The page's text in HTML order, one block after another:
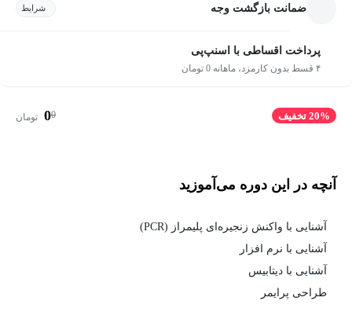
ضمانت بازگشت وجه شرایط
پرداخت اقساطی با اسنپ‌پی
۴ قسط بدون کارمزد، ماهانه 0 تومان
20% تخفیف 0
0 تومان
آنچه در این دوره می‌آموزید
آشنایی با واکنش زنجیره‌ای پلیمراز (PCR)
آشنایی با نرم افزار
آشنایی با دیتابیس
طراحی پرایمر